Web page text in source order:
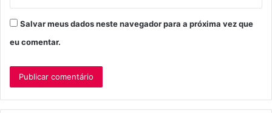
Salvar meus dados neste navegador para a próxima vez que
eu comentar.